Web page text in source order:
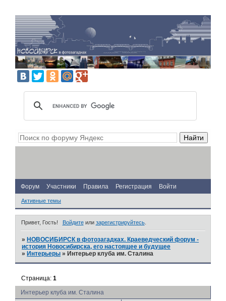
Форум Участники Правила Регистрация Войти
Активные темы
Привет, Гость! Войдитеили зарегистрируйтесь.
» НОВОСИБИРСК в фотозагадках. Краеведческий форум -
история Новосибирска, его настоящее и будущее
» Интерьеры » Интерьер клуба им. Сталина
Интерьер клуба им. Сталина
Страница:1